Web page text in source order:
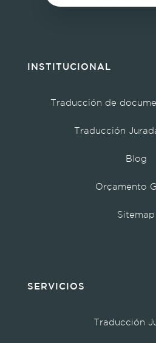
INSTITUCIONAL
Traducción de
Traducción
Blog
Orçamento
Sitemap
SERVICIOS
Traducción